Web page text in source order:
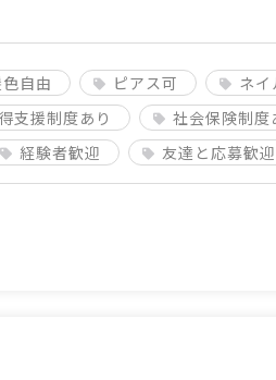
自由 ピアス可
ネ
支援制度あり
社会保険制度
経験者歓迎 友達と応募歓迎